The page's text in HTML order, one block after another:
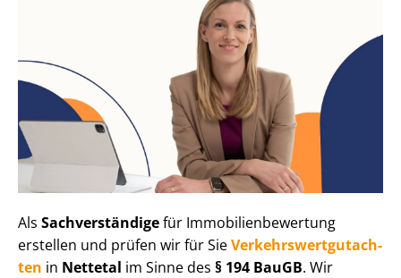
Als Sachverständigefür Im­mo­bi­li­en­be­wer­tung
erstellen und prüfen wir für SieVer­kehrs­wert­gut­ach­
ten in Nettetal im Sinne des § 194 BauGB. Wir